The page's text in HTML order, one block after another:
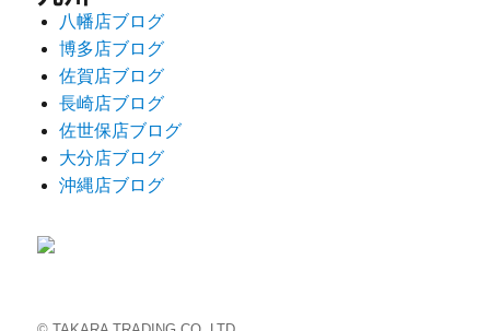
八幡店ブログ
博多店ブログ
佐賀店ブログ
長崎店ブログ
佐世保店ブログ
大分店ブログ
沖縄店ブログ